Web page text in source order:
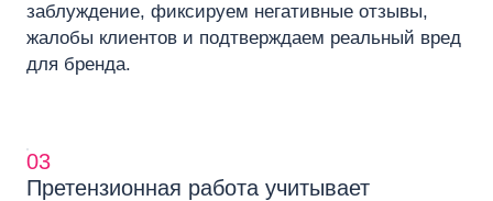
заблуждение, фиксируем негативные отзывы,
жалобы клиентов и подтверждаем реальный вред
для бренда.
03
Претензионная работа учитывает